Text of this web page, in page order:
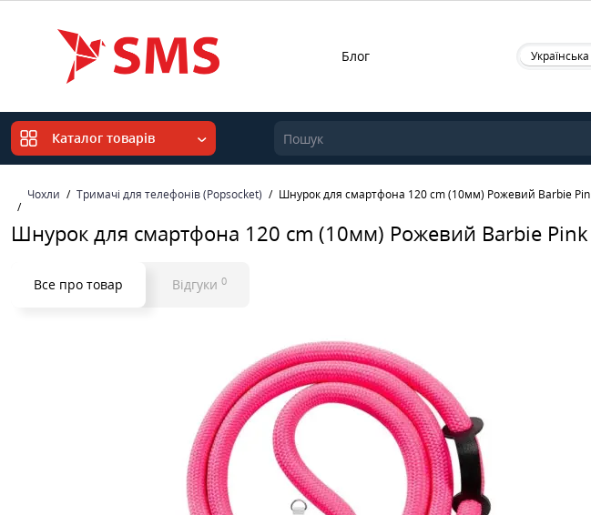
Блог Українська
Каталог товарів
Чохли Тримачі для телефонів (Popsocket) Шнурок для смартфона 120 cm (10мм) Рожевий Barbie
Шнурок для смартфона 120 cm (10мм) Рожевий Barbie Pink
Все про товар Відгуки 0